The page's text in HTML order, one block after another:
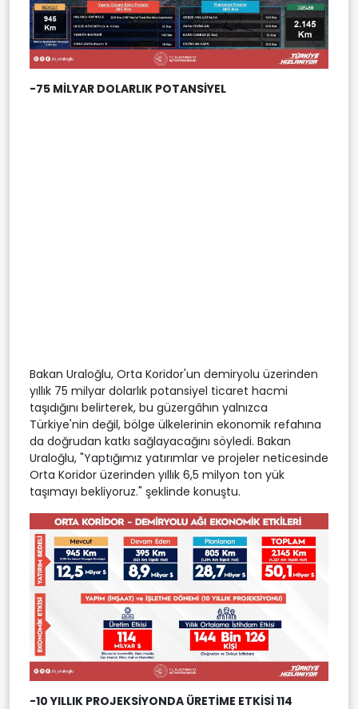
-75 MİLYAR DOLARLIK POTANSİYEL
Bakan Uraloğlu, Orta Koridor'un demiryolu üzerinden
yıllık 75 milyar dolarlık potansiyel ticaret hacmi
taşıdığını belirterek, bu güzergâhın yalnızca
Türkiye'nin değil, bölge ülkelerinin ekonomik refahına
da doğrudan katkı sağlayacağını söyledi. Bakan
Uraloğlu, "Yaptığımız yatırımlar ve projeler neticesinde
Orta Koridor üzerinden yıllık 6,5 milyon ton yük
taşımayı bekliyoruz." şeklinde konuştu.
-10 YILLIK PROJEKSİYONDA ÜRETİME ETKİSİ 114